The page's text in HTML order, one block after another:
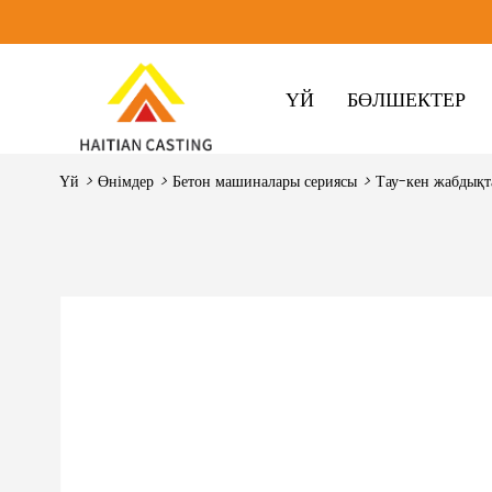
ҮЙ БӨЛШЕКТЕР
Үй > Өнімдер > Бетон машиналары сериясы > Тау-кен